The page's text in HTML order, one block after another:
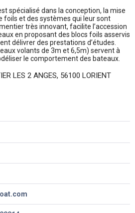
spécialisé dans la conception, la mise
foils et des systèmes qui leur sont
très innovant, facilite l’accession
en proposant des blocs foils asservis
délivrer des prestations d’études.
volants de 3m et 6,5m) servent à
le comportement des bateaux.
LES 2 ANGES, 56100 LORIENT